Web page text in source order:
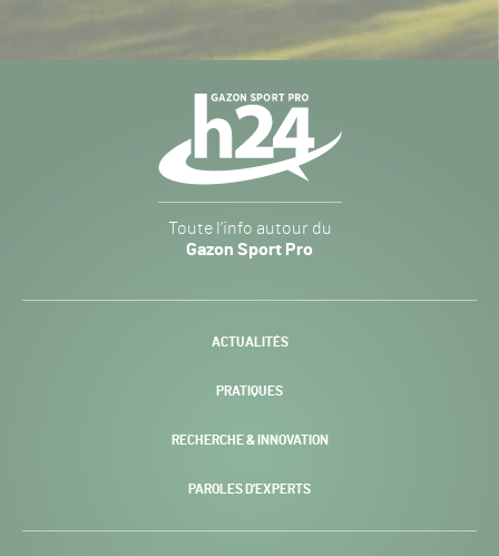
Sport
Pro
-
Toute l’info autour du
Gazon Sport Pro
ACTUALITÉS
PRATIQUES
RECHERCHE & INNOVATION
PAROLES D’EXPERTS